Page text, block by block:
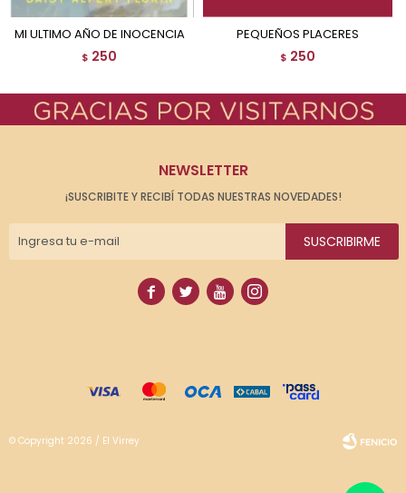
MI ULTIMO AÑO DE INOCENCIA
$ 250
PEQUEÑOS PLACERES
$ 250
NEWSLETTER
¡SUSCRIBITE Y RECIBÍ TODAS NUESTRAS NOVEDADES!
SUSCRIBIRME
   
© Copyright 2026 / El Virrey